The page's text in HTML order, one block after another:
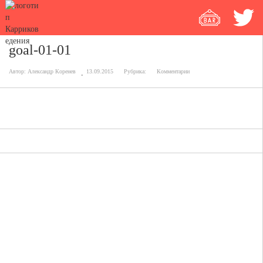
goal-01-01
Автор: Александр Коренев 13.09.2015 Рубрика: Комментарии